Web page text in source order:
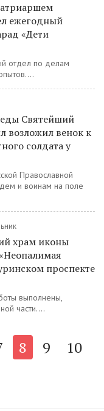
ежегодный
«Дети
отдел по делам
Святейший
возложил венок к
солдата у
Православной
и воинам на поле
храм иконы
проспекте
выполнены,
части....
8 9
10